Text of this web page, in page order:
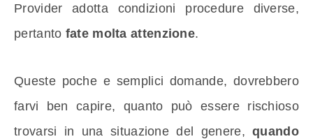
Provider adotta condizioni procedure diverse,
pertanto fate molta attenzione.
Queste poche e semplici domande, dovrebbero
farvi ben capire, quanto può essere rischioso
trovarsi in una situazione del genere,quando